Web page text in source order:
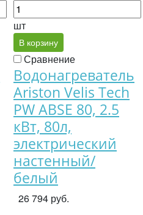
шт
В корзину
Сравнение
Водонагреватель
Ariston Velis Tech
PW ABSE 80, 2.5
кВт, 80л,
электрический
настенный/
белый
26 794 руб.